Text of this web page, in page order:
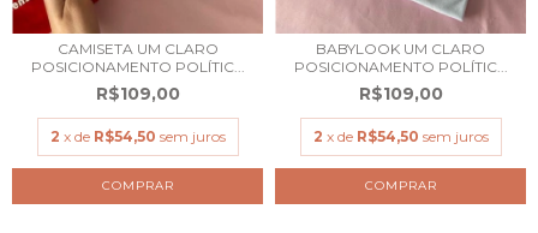
CAMISETA UM CLARO
POSICIONAMENTO POLÍTIC...
R$109,00
2 x de R$54,50 sem juros
COMPRAR
BABYLOOK UM CLARO
POSICIONAMENTO POLÍTIC...
R$109,00
2 x de R$54,50 sem juros
COMPRAR